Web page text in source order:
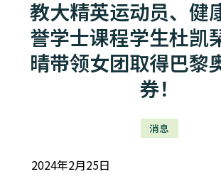
教大精英运动员、健
誉学士课程学生杜凯
晴带领女团取得巴黎
券！
消息
2024年2月25日